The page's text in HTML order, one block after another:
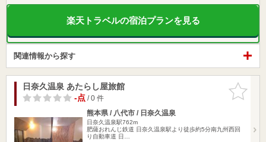
楽天トラベルの宿泊プランを見る
関連情報から探す
お気に入
りに追加
日奈久温泉 あたらし屋旅館
-点/ 0 件
熊本県 / 八代市 / 日奈久温泉
日奈久温泉駅762m
肥薩おれんじ鉄道 日奈久温泉駅より徒歩約5分南九州西回
り自動車道 日…